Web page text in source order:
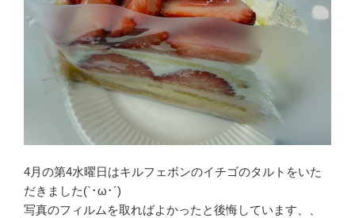
4月の第4水曜日はキルフェボンのイチゴのタルトをいた
だきました(`･ω･´)
写真のフィルムを取ればよかったと後悔しています、、